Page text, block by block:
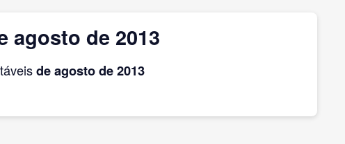
agosto de 2013
de agostode 2013